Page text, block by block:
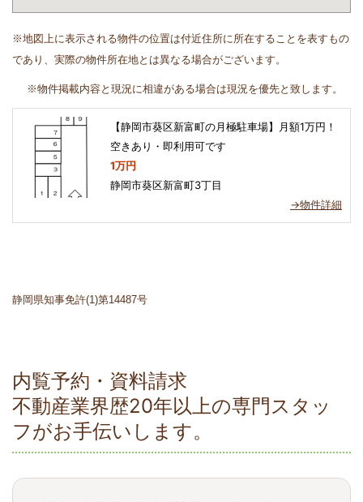
※地図上に表示される物件の位置は付近住所に所在することを表すもの
であり、実際の物件所在地とは異なる場合がございます。
※物件掲載内容と現況に相違がある場合は現況を優先と致します。
【静岡市葵区新富町の月極駐車場】月額1万円！
空きあり・即利用可です
1万円
静岡市葵区新富町3丁目
→物件詳細
静岡県知事免許(1)第14487号
内覧予約・資料請求
不動産業界歴20年以上の専門スタッ
フがお手伝いします。